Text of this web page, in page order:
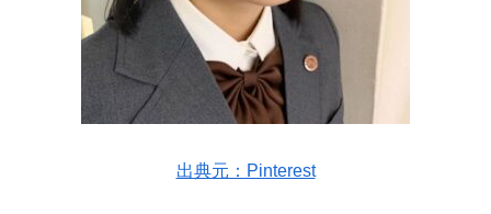
出典元：Pinterest